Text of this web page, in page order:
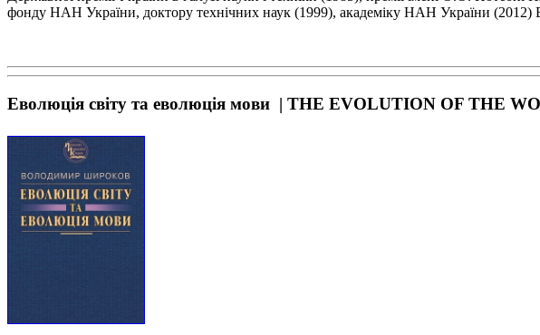
фонду НАН України, доктору технічних наук (1999), академіку НАН України (2012)
Еволюція світу та еволюція мови | THE EVOLUTION OF THE